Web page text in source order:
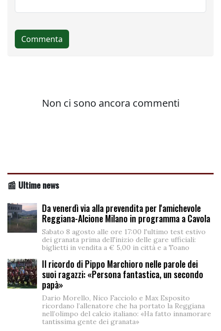
📰 Ultime news
Da venerdì via alla prevendita per l'amichevole
Reggiana-Alcione Milano in programma a Cavola
Sabato 8 agosto alle ore 17:00 l'ultimo test estivo
dei granata prima dell'inizio delle gare ufficiali:
biglietti in vendita a € 5,00 in città e a Toano
Il ricordo di Pippo Marchioro nelle parole dei
suoi ragazzi: «Persona fantastica, un secondo
papà»
Dario Morello, Nico Facciolo e Max Esposito
ricordano l’allenatore che ha portato la Reggiana
nell’olimpo del calcio italiano: «Ha fatto innamorare
tantissima gente dei granata»